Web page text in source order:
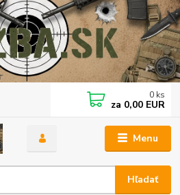
Menu
Hľadať
0 ks
za 0,00 EUR